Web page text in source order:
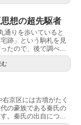
想の超先駆者
通りを歩いていると
跡」という駒札を見
たので、後で調べ...
む
京区には古墳がたく
の豪族である秦氏の
。秦氏の出自につ...